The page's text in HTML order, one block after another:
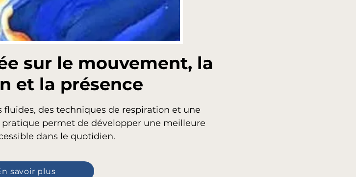
sur le mouvement, la
et la présence
fluides, des techniques de respiration et une
permet de développer une meilleure
dans le quotidien.
savoir plus